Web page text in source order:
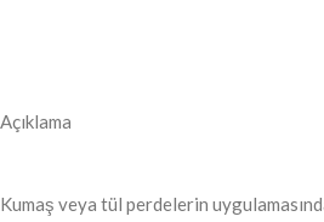
Açıklama
Kumaş veya tül perdelerin